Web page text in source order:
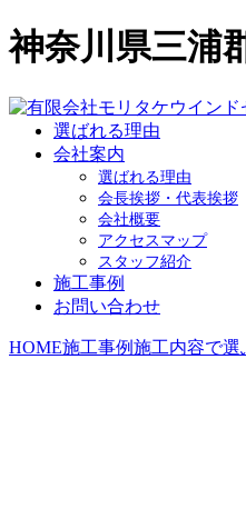
神奈川県三浦
選ばれる理由
会社案内
選ばれる理由
会長挨拶・代表挨拶
会社概要
アクセスマップ
スタッフ紹介
施工事例
お問い合わせ
HOME施工事例施工内容で選